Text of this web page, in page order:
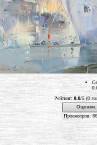
Рейтинг:0.0/5 (0
Оценки.
Просмотров: